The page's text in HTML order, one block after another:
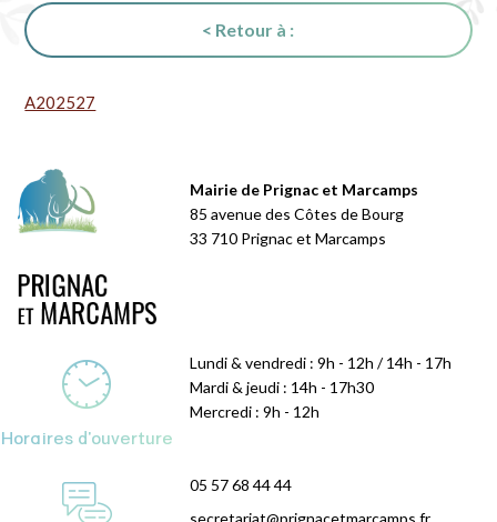
< Retour à :
A202527
Mairie de Prignac et Marcamps
85 avenue des Côtes de Bourg
33 710 Prignac et Marcamps
Horaires d'ouverture
Lundi & vendredi : 9h - 12h / 14h - 17h
Mardi & jeudi : 14h - 17h30
Mercredi : 9h - 12h
05 57 68 44 44